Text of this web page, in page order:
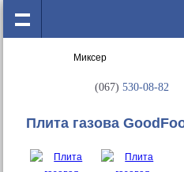
(067) 530-08-82
Плита газова